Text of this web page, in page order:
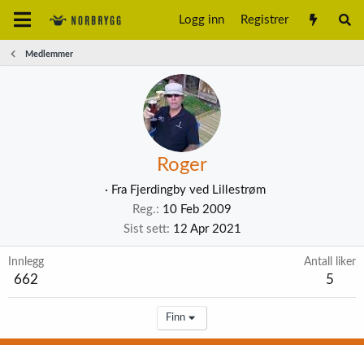
Logg inn Registrer
Medlemmer
Roger
· Fra Fjerdingby ved Lillestrøm
Reg.
10 Feb 2009
Sist sett
12 Apr 2021
Innlegg
662
Antall liker
5
Finn